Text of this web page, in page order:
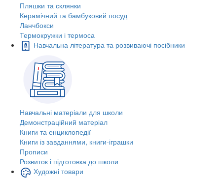
Пляшки та склянки
Керамічний та бамбуковий посуд
Ланчбокси
Термокружки і термоса
Навчальна література та розвиваючі посібники
Навчальні матеріали для школи
Демонстраційний матеріал
Книги та енциклопедії
Книги із завданнями, книги-іграшки
Прописи
Розвиток і підготовка до школи
Художні товари